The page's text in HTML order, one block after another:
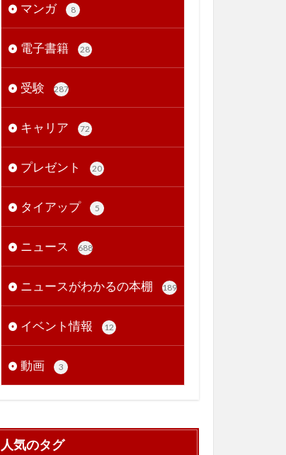
マンガ
8
電子書籍 28
受験 287
キャリア 72
プレゼント 20
タイアップ 5
ニュース 688
ニュースがわかるの本棚 189
イベント情報 12
動画 3
人気のタグ